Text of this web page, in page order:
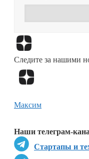
Следите за нашими
Наши телеграм-
Стартапы и
Максим